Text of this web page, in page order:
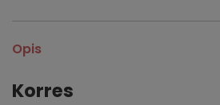
Opis
Korres